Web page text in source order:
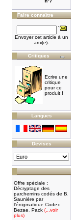
Faire connaître
Envoyer cet article à un
ami(e).
Critiques
Ecrire une
critique
pour ce
produit !
Langues
Devises
Offre spéciale :
Décryptage des
parchemins codés de B.
Saunière par
l’énigmatique Codex
Bezae. Pack (...voir
plus)